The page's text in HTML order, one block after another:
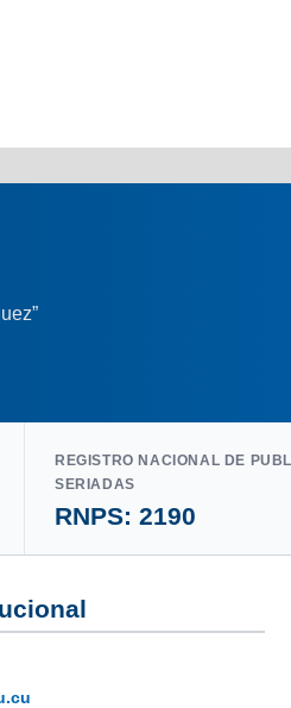
REGISTRO NACIONAL DE
SERIADAS
RNPS: 2190